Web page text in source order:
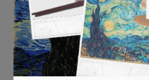
E-mail*